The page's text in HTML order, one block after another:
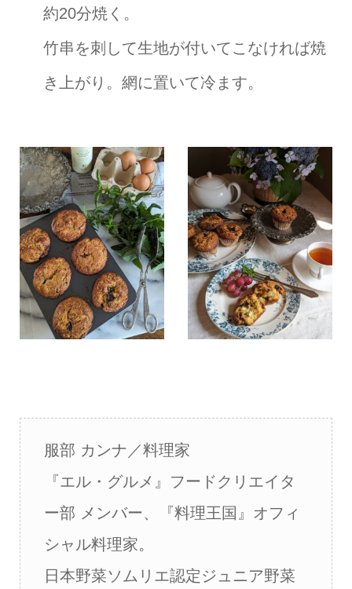
約20分焼く。
竹串を刺して生地が付いてこなければ焼
き上がり。網に置いて冷ます。
服部 カンナ／料理家
『エル・グルメ』フードクリエイタ
ー部 メンバー、『料理王国』オフィ
シャル料理家。
日本野菜ソムリエ認定ジュニア野菜